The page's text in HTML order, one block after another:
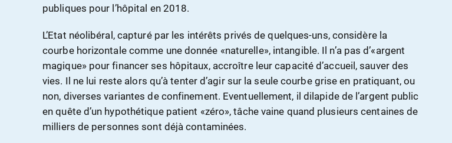
publiques pour l’hôpital en 2018.
L’Etat néolibéral, capturé par les intérêts privés de quelques-uns, considère la
courbe horizontale comme une donnée «naturelle», intangible. Il n’a pas d’«argent
magique» pour financer ses hôpitaux, accroître leur capacité d’accueil, sauver des
vies. Il ne lui reste alors qu’à tenter d’agir sur la seule courbe grise en pratiquant, ou
non, diverses variantes de confinement. Eventuellement, il dilapide de l’argent public
en quête d’un hypothétique patient «zéro», tâche vaine quand plusieurs centaines de
milliers de personnes sont déjà contaminées.